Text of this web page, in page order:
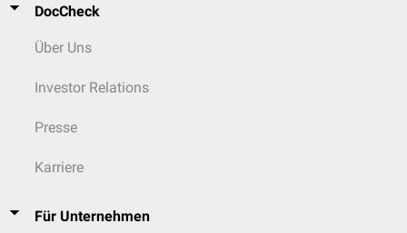
DocCheck
Über Uns
Investor Relations
Presse
Karriere
Für Unternehmen